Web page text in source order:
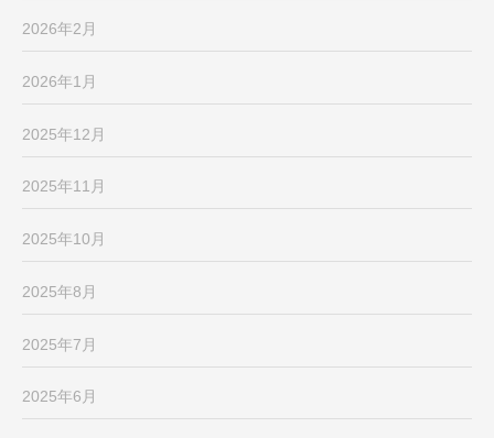
2026年2月
2026年1月
2025年12月
2025年11月
2025年10月
2025年8月
2025年7月
2025年6月